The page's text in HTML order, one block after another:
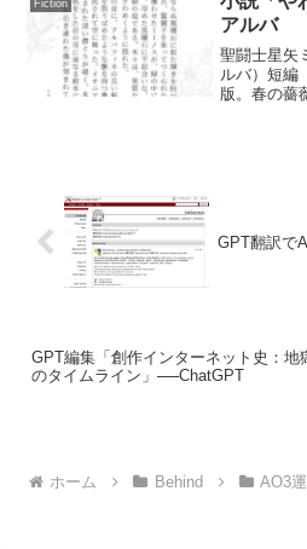
でもらうと
Fiction
アルバ
聖闘士星矢
ルバ）短編
版。春の薔
GPT翻訳で
GPT編集「創作インターネット史：地
のタイムライン」──ChatGPT
ホーム Behind AO3